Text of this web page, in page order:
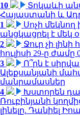
10
Տոկաևի
Հայաստանի և
1
Սոչի
անցկացրել է մեկ
2
Ջուր չի լինի
հուլիսի 29-ը ժամը
3
Ո՞րն է
Ալեքսանյանի
մանրամասներ
4
Խստորեն
Ռուբինյանի
լինելը. Դանիել